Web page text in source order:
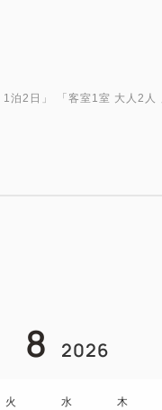
1泊2日 」 「 客室1室 大人2人
8 2026
火 水 木